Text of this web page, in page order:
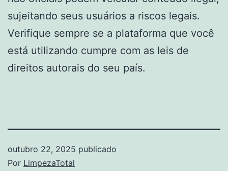
sujeitando seus usuários a riscos legais.
Verifique sempre se a plataforma que você
está utilizando cumpre com as leis de
direitos autorais do seu país.
outubro 22, 2025 publicado
Por LimpezaTotal